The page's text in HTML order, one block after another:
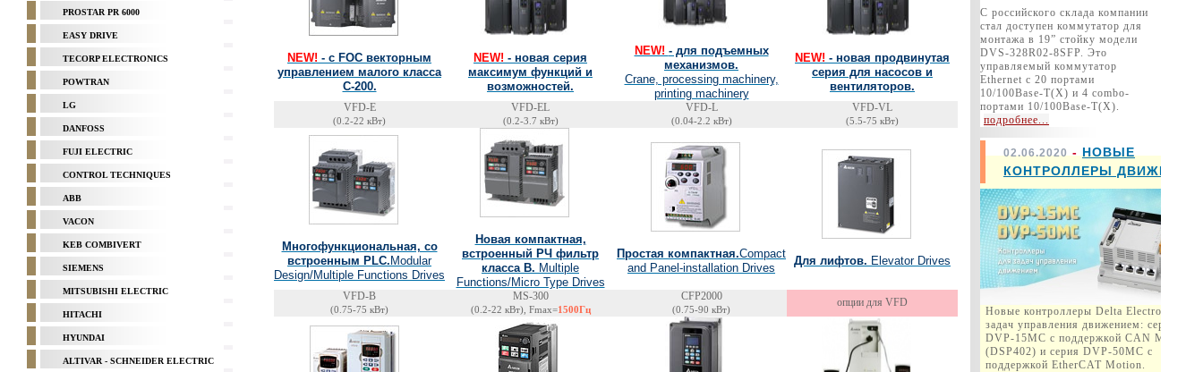
С российского склада компании
стал доступен коммутатор для
монтажа в 19” стойку модели
DVS-328R02-8SFP. Это
управляемый коммутатор
Ethernet с 20 портами
10/100Base-T(X) и 4 combo-
портами 10/100Base-T(X).
подробнее...
02.06.2020 - НОВЫЕ
КОНТРОЛЛЕРЫ ДВИЖЕНИЯ
Новые контроллеры Delta Electronics
задач управления движением: серия
DVP-15MC с поддержкой CAN Motion
(DSP402) и серия DVP-50MC c
поддержкой EtherCAT Motion.
PROSTAR PR 6000
EASY DRIVE
TECORP ELECTRONICS
POWTRAN
LG
DANFOSS
FUJI ELECTRIC
CONTROL TECHNIQUES
ABB
VACON
KEB COMBIVERT
SIEMENS
MITSUBISHI ELECTRIC
HITACHI
HYUNDAI
ALTIVAR - SCHNEIDER ELECTRIC
NEW! - с FOC векторным
управлением малого класса
С-200.
NEW! - новая серия
максимум функций и
возможностей.
NEW! - для подъемных
механизмов.
Crane, processing machinery,
printing machinery
NEW! - новая продвинутая
серия для насосов и
вентиляторов.
VFD-E
(0.2-22 кВт)
VFD-EL
(0.2-3.7 кВт)
VFD-L
(0.04-2.2 кВт)
VFD-VL
(5.5-75 кВт)
Многофункциональная, со
встроенным PLC. Modular
Design/Multiple Functions Drives
Новая компактная,
встроенный РЧ фильтр
класса B. Multiple
Functions/Micro Type Drives
Простая компактная.Compact
and Panel-installation Drives
Для лифтов. Elevator Drives
VFD-B
(0.75-75 кВт)
MS-300
(0.2-22 кВт), Fmax=1500Гц
CFP2000
(0.75-90 кВт)
опции для VFD